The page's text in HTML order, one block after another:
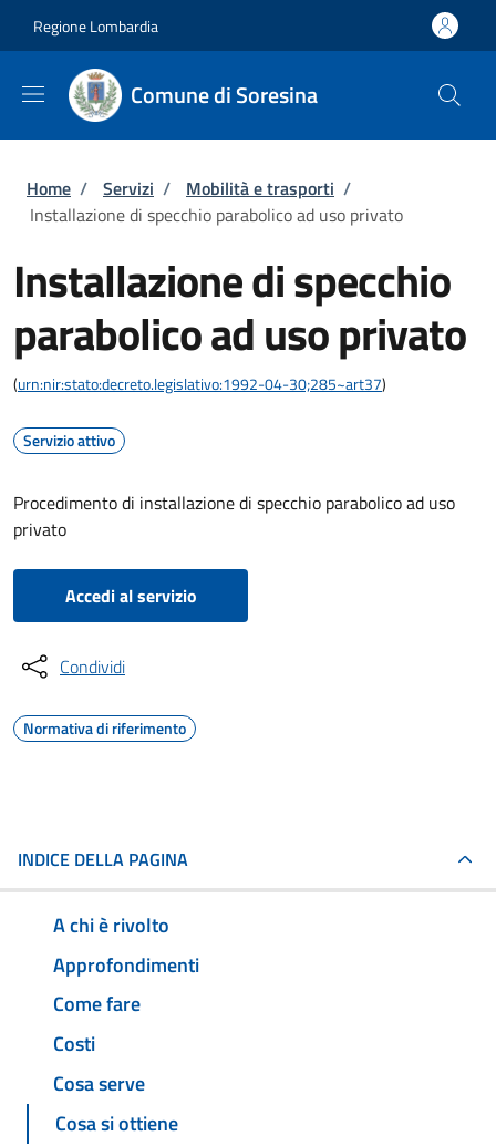
Regione Lombardia
Comune di Soresina
Briciole di pane
Home / Servizi / Mobilità e trasporti /
Installazione di specchio parabolico ad uso privato
Installazione di specchio
parabolico ad uso privato
(urn:nir:stato:decreto.legislativo:1992-04-30;285~art37)
Servizio attivo
Procedimento di installazione di specchio parabolico ad uso
privato
Accedi al servizio
Condividi
Normativa di riferimento
INDICE DELLA PAGINA
A chi è rivolto
Approfondimenti
Come fare
Costi
Cosa serve
Cosa si ottiene